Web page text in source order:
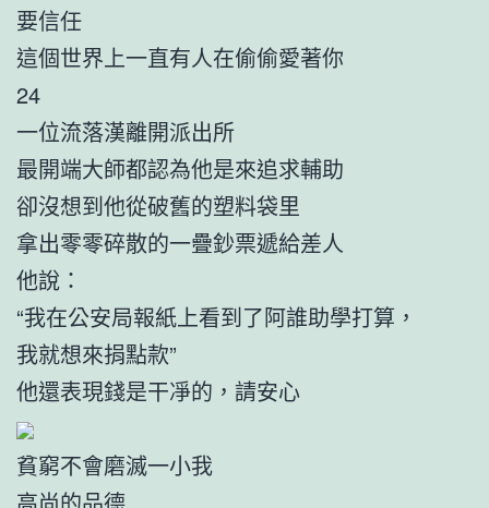
要信任
這個世界上一直有人在偷偷愛著你
24
一位流落漢離開派出所
最開端大師都認為他是來追求輔助
卻沒想到他從破舊的塑料袋里
拿出零零碎散的一疊鈔票遞給差人
他說：
“我在公安局報紙上看到了阿誰助學打算，
我就想來捐點款”
他還表現錢是干凈的，請安心
貧窮不會磨滅一小我
高尚的品德